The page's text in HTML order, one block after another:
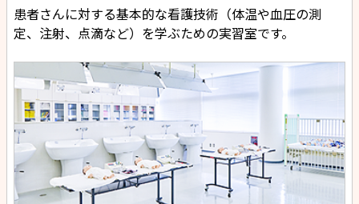
患者さんに対する基本的な看護技術（体温や血圧の測
定、注射、点滴など）を学ぶための実習室です。